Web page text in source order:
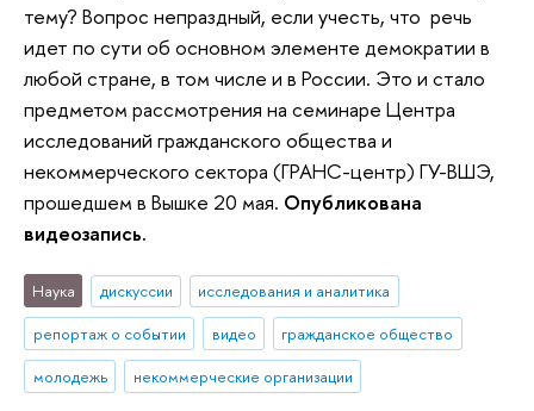
тему? Вопрос непраздный, если учесть, что речь
идет по сути об основном элементе демократии в
любой стране, в том числе и в России. Это и стало
предметом рассмотрения на семинаре Центра
исследований гражданского общества и
некоммерческого сектора (ГРАНС-центр) ГУ-ВШЭ,
прошедшем в Вышке 20 мая. Опубликована
видеозапись.
Наука дискуссии
исследования и аналитика
репортаж о событии
видео
гражданское общество
молодежь
некоммерческие организации